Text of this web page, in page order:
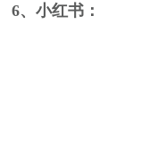
6、小红书：